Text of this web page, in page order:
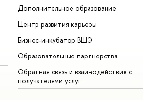
Дополнительное образование
Центр развития карьеры
Бизнес-инкубатор ВШЭ
Образовательные партнерства
Обратная связь и взаимодействие с
получателями услуг